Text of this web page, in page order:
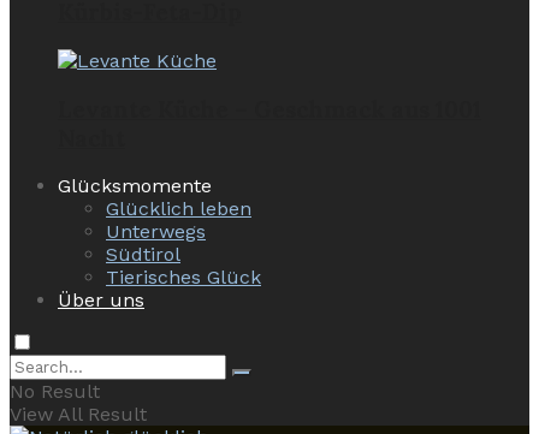
Glücksmomente
Glücklich leben
Unterwegs
Südtirol
Tierisches Glück
Über uns
No Result
View All Result